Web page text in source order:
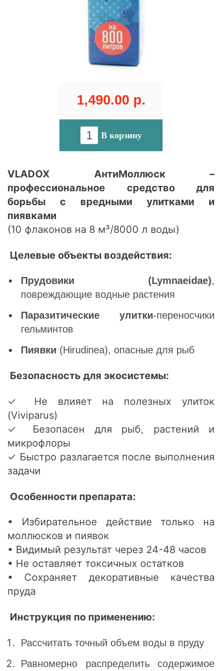
1,490.00 р.
В корзину
VLADOX АнтиМоллюск –
профессиональное средство для
борьбы с вредными улитками и
пиявками
(10 флаконов на 8 м³/8000 л воды)
Целевые объекты воздействия:
Прудовики (Lymnaeidae),
повреждающие водные растения
Паразитические улитки-переносчики
гельминтов
Пиявки (Hirudinea), опасные для рыб
Безопасность для экосистемы:
✓ Не влияет на полезных улиток
(Viviparus)
✓ Безопасен для рыб, растений и
микрофлоры
✓ Быстро разлагается после выполнения
задачи
Особенности препарата:
• Избирательное действие только на
моллюсков и пиявок
• Видимый результат через 24-48 часов
• Не оставляет токсичных остатков
• Сохраняет декоративные качества
пруда
Инструкция по применению:
Рассчитать точный объем воды в пруду
Равномерно распределить содержимое